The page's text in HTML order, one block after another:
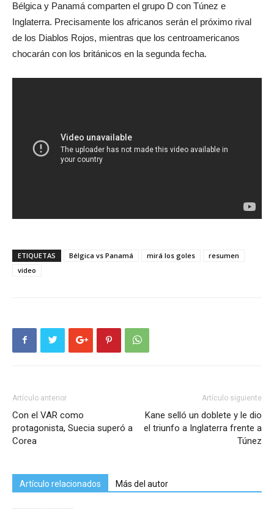
Bélgica y Panamá comparten el grupo D con Túnez e
Inglaterra. Precisamente los africanos serán el próximo rival
de los Diablos Rojos, mientras que los centroamericanos
chocarán con los británicos en la segunda fecha.
ETIQUETAS Bélgica vs Panamá mirá los goles
resumen
video
Artículo anterior
Con el VAR como
protagonista, Suecia superó a
Corea
Artículo siguiente
Kane selló un doblete y le dio
el triunfo a Inglaterra frente a
Túnez
Artículo relacionados Más del autor